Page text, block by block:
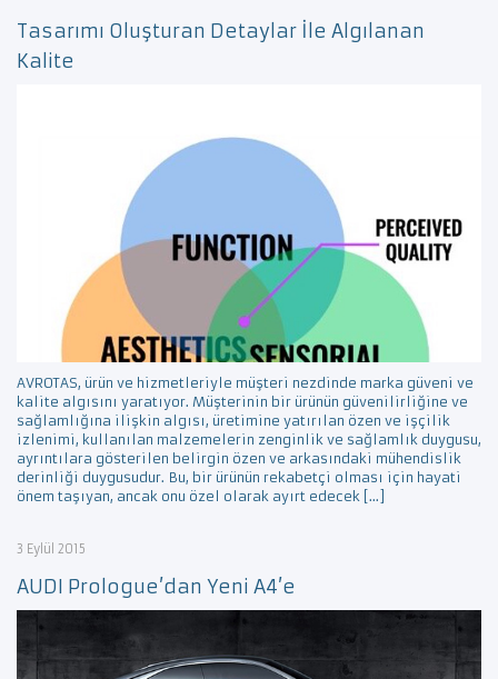
Tasarımı Oluşturan Detaylar İle Algılanan
Kalite
AVROTAS, ürün ve hizmetleriyle müşteri nezdinde marka güveni ve
kalite algısını yaratıyor. Müşterinin bir ürünün güvenilirliğine ve
sağlamlığına ilişkin algısı, üretimine yatırılan özen ve işçilik
izlenimi, kullanılan malzemelerin zenginlik ve sağlamlık duygusu,
ayrıntılara gösterilen belirgin özen ve arkasındaki mühendislik
derinliği duygusudur. Bu, bir ürünün rekabetçi olması için hayati
önem taşıyan, ancak onu özel olarak ayırt edecek […]
3 Eylül 2015
AUDI Prologue’dan Yeni A4’e